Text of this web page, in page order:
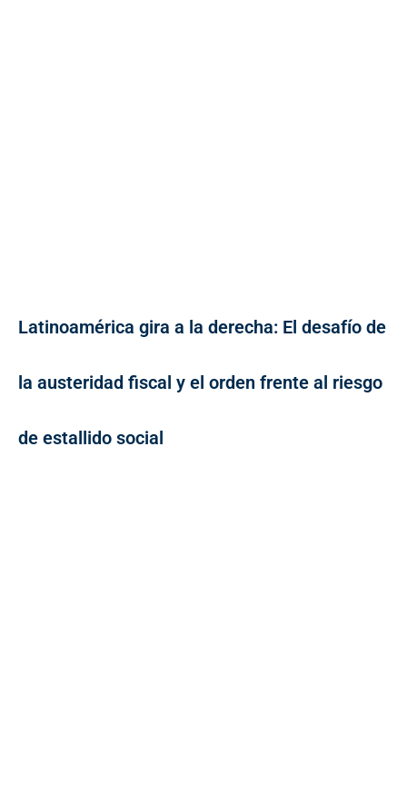
Latinoamérica gira a la derecha: El desafío de
la austeridad fiscal y el orden frente al riesgo
de estallido social